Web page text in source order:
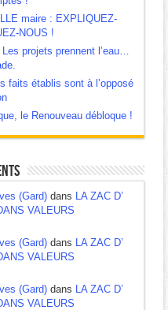
maire : EXPLIQUEZ-
NOUS !
projets prennent l’eau…
faits établis sont à l’opposé
le Renouveau débloque !
(Gard)dans LA ZAC D’
VALEURS
(Gard)dans LA ZAC D’
VALEURS
(Gard)dans LA ZAC D’
VALEURS